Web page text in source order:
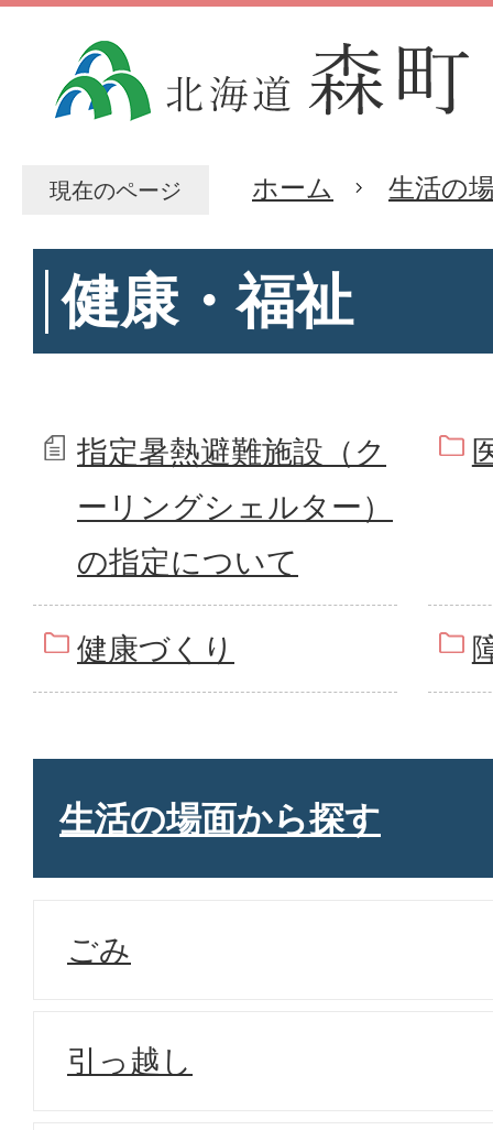
現在のページ ホーム 生活の
健康・福祉
指定暑熱避難施設（ク
ーリングシェルター）
の指定について
健康づくり
生活の場面から探す
ごみ
引っ越し